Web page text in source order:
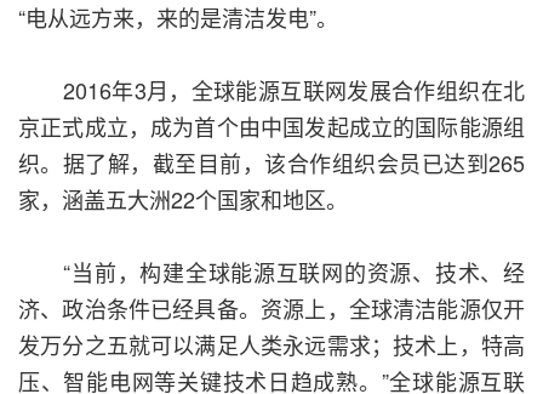
“电从远方来，来的是清洁发电”。
2016年3月，全球能源互联网发展合作组织在北
京正式成立，成为首个由中国发起成立的国际能源组
织。据了解，截至目前，该合作组织会员已达到265
家，涵盖五大洲22个国家和地区。
“当前，构建全球能源互联网的资源、技术、经
济、政治条件已经具备。资源上，全球清洁能源仅开
发万分之五就可以满足人类永远需求；技术上，特高
压、智能电网等关键技术日趋成熟。”全球能源互联